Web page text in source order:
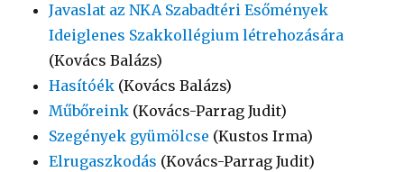
Javaslat az NKA Szabadtéri Esőmények
Ideiglenes Szakkollégium létrehozására
(Kovács Balázs)
Hasítóék (Kovács Balázs)
Műbőreink (Kovács-Parrag Judit)
Szegények gyümölcse (Kustos Irma)
Elrugaszkodás (Kovács-Parrag Judit)